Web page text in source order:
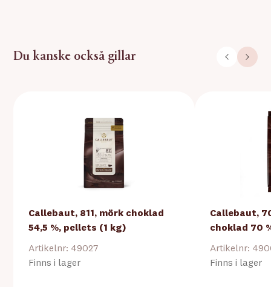
Du kanske också gillar
Callebaut, 811, mörk choklad
54,5 %, pellets (1 kg)
Artikelnr: 49027
Finns i lager
Callebaut,
choklad 70
Artikelnr:
Finns i lager